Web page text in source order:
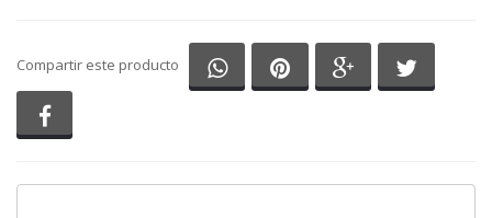
Compartir este producto Compartir en Whatsapp
Compartir en Pinterest
Compartir en